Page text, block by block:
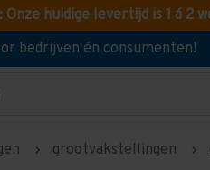
Onze huidige levertijd is 1 á 2
bedrijven én consumenten!
grootvakstellingen